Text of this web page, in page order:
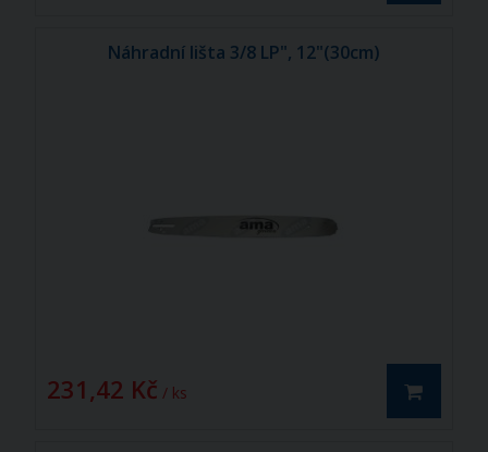
Náhradní lišta 3/8 LP", 12"(30cm)
231,42 Kč / ks